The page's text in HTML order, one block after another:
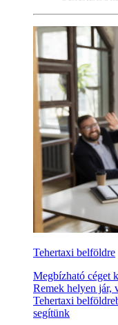
Tehertaxi belföldre
Megbízható céget
Remek helyen jár,
Tehertaxi
segítünk